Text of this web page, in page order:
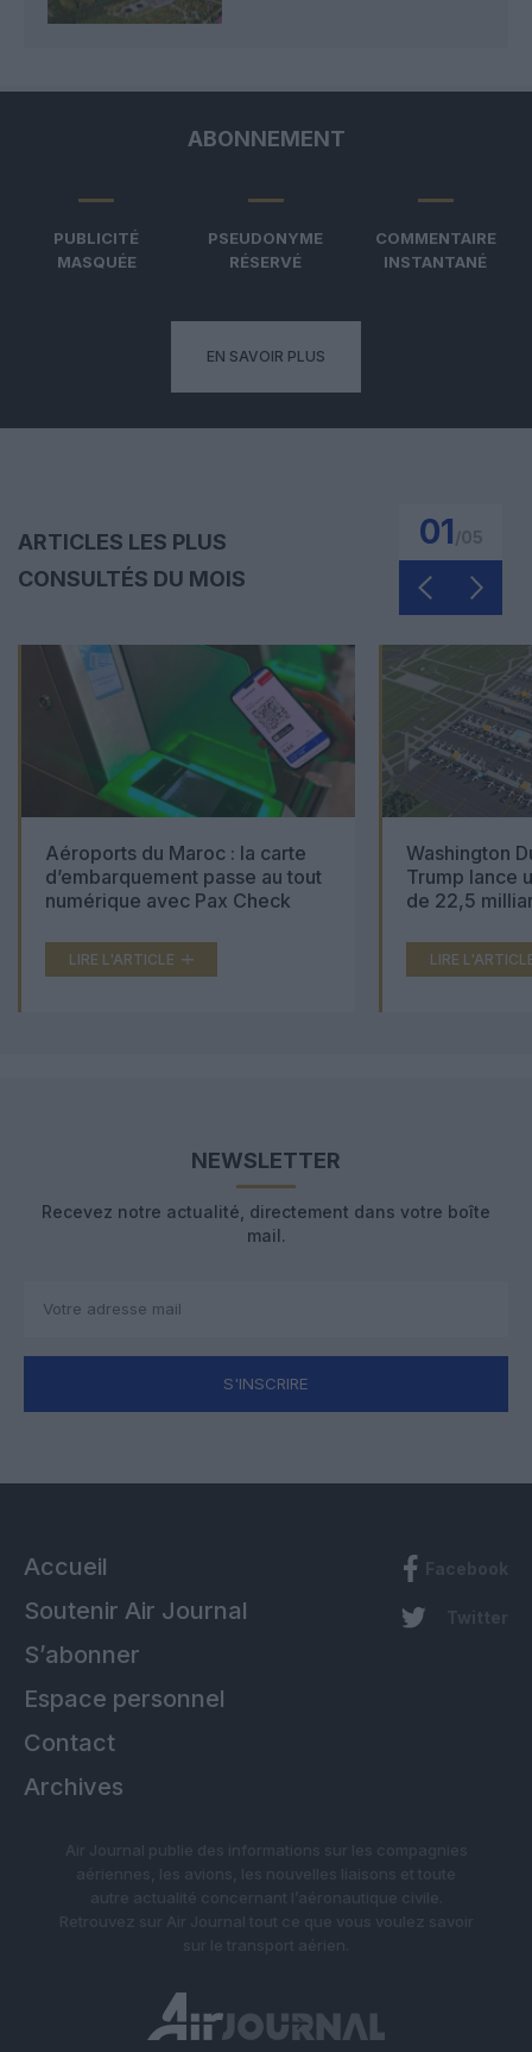
ABONNEMENT
PUBLICITÉ
MASQUÉE
PSEUDONYME
RÉSERVÉ
COMMENTAIRE
INSTANTANÉ
EN SAVOIR PLUS
ARTICLES LES PLUS
CONSULTÉS DU MOIS
01
Aéroports du Maroc : la carte
d’embarquement passe au tout
numérique avec Pax Check
LIRE L'ARTICLE
Washington
Trump lance
de 22,5
LIRE
NEWSLETTER
Recevez notre actualité, directement dans votre boîte
mail.
S'INSCRIRE
Accueil
Soutenir Air Journal
S’abonner
Espace personnel
Contact
Archives